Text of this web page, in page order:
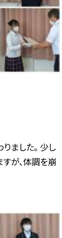
ました。 少し
が、体調を崩